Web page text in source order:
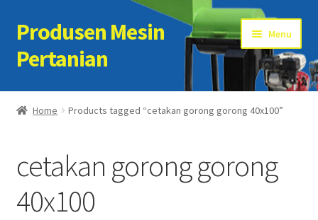
Skip
to
navigation
Skip
to
content
Produsen Mesin
Pertanian
Menu
Home
Cart
Checkout
Home Products tagged “cetakan gorong gorong 40x100”
cetakan gorong gorong
40x100